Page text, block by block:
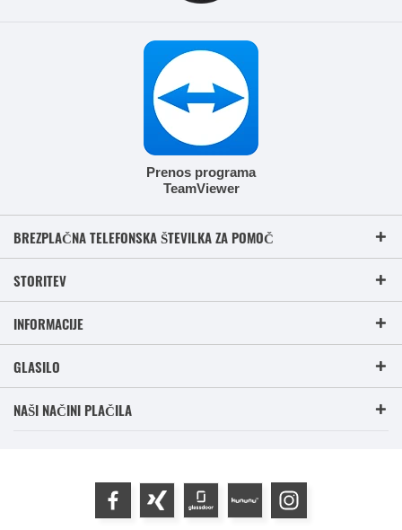
Prenos programa
TeamViewer
BREZPLAČNA TELEFONSKA ŠTEVILKA ZA POMOČ
STORITEV
INFORMACIJE
GLASILO
NAŠI NAČINI PLAČILA